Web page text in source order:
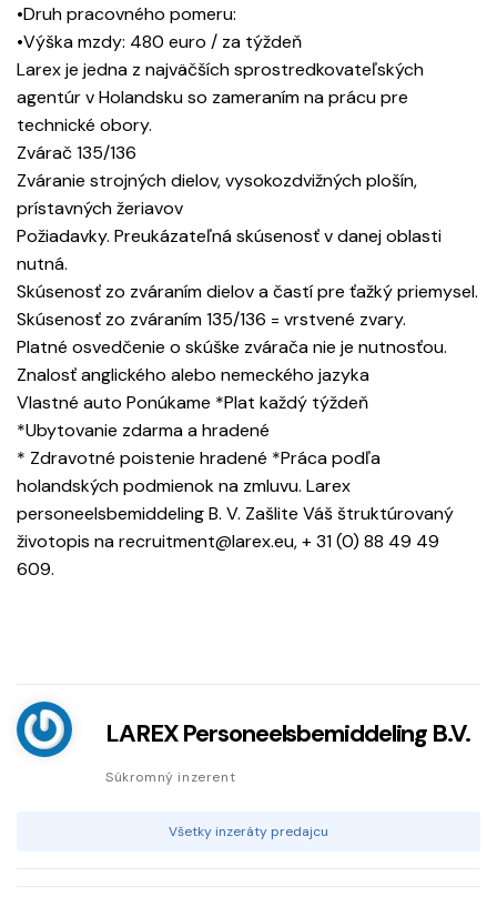
•Druh pracovného pomeru:
•Výška mzdy: 480 euro / za týždeň
Larex je jedna z najväčších sprostredkovateľských
agentúr v Holandsku so zameraním na prácu pre
technické obory.
Zvárač 135/136
Zváranie strojných dielov, vysokozdvižných plošín,
prístavných žeriavov
Požiadavky. Preukázateľná skúsenosť v danej oblasti
nutná.
Skúsenosť zo zváraním dielov a častí pre ťažký priemysel.
Skúsenosť zo zváraním 135/136 = vrstvené zvary.
Platné osvedčenie o skúške zvárača nie je nutnosťou.
Znalosť anglického alebo nemeckého jazyka
Vlastné auto Ponúkame *Plat každý týždeň
*Ubytovanie zdarma a hradené
* Zdravotné poistenie hradené *Práca podľa
holandských podmienok na zmluvu. Larex
personeelsbemiddeling B. V. Zašlite Váš štruktúrovaný
životopis na recruitment@larex.eu, + 31 (0) 88 49 49
609.
LAREX Personeelsbemiddeling B.V.
Súkromný inzerent
Všetky inzeráty predajcu